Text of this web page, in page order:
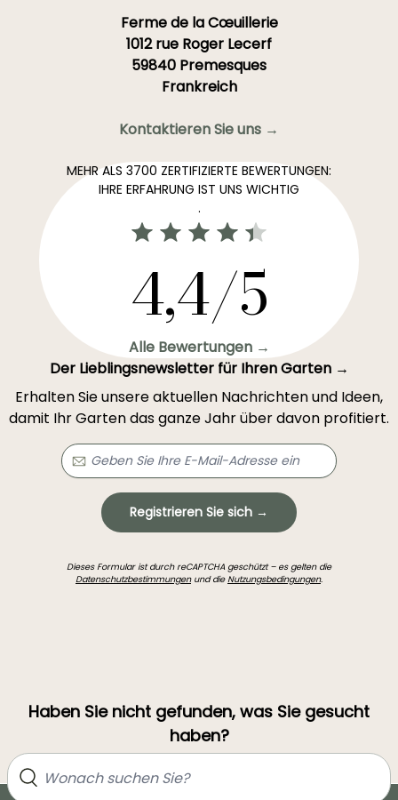
Ferme de la Cœuillerie
1012 rue Roger Lecerf
59840 Premesques
Frankreich
Kontaktieren Sie uns →
MEHR ALS 3700 ZERTIFIZIERTE BEWERTUNGEN:
IHRE ERFAHRUNG IST UNS WICHTIG
.
4,4/5
Alle Bewertungen →
Der Lieblingsnewsletter für Ihren Garten →
Erhalten Sie unsere aktuellen Nachrichten und Ideen,
damit Ihr Garten das ganze Jahr über davon profitiert.
Registrieren Sie sich →
Dieses Formular ist durch reCAPTCHA geschützt – es gelten die
Datenschutzbestimmungenund dieNutzungsbedingungen.
Haben Sie nicht gefunden, was Sie gesucht
haben?